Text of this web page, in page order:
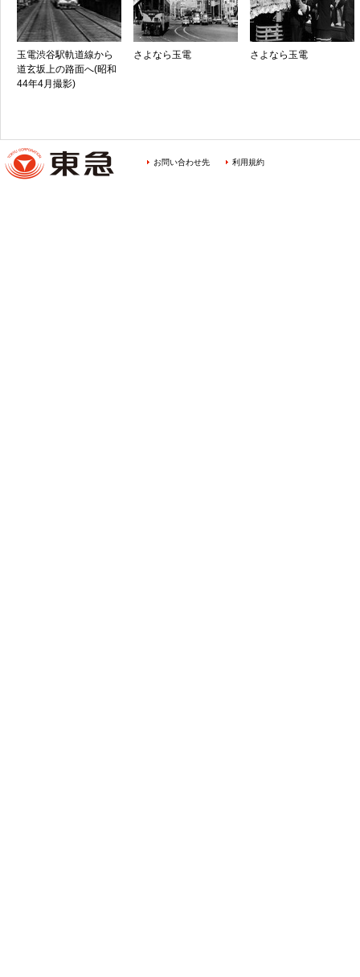
玉電渋谷駅軌道線から
道玄坂上の路面へ(昭和
44年4月撮影)
さよなら玉電 さよなら玉電
お問い合わせ先 利用規約